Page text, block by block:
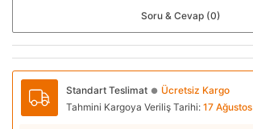
Soru & Cevap (0)
Standart Teslimat ● Ücretsiz Kargo
Tahmini Kargoya Veriliş Tarihi: 17 Ağustos